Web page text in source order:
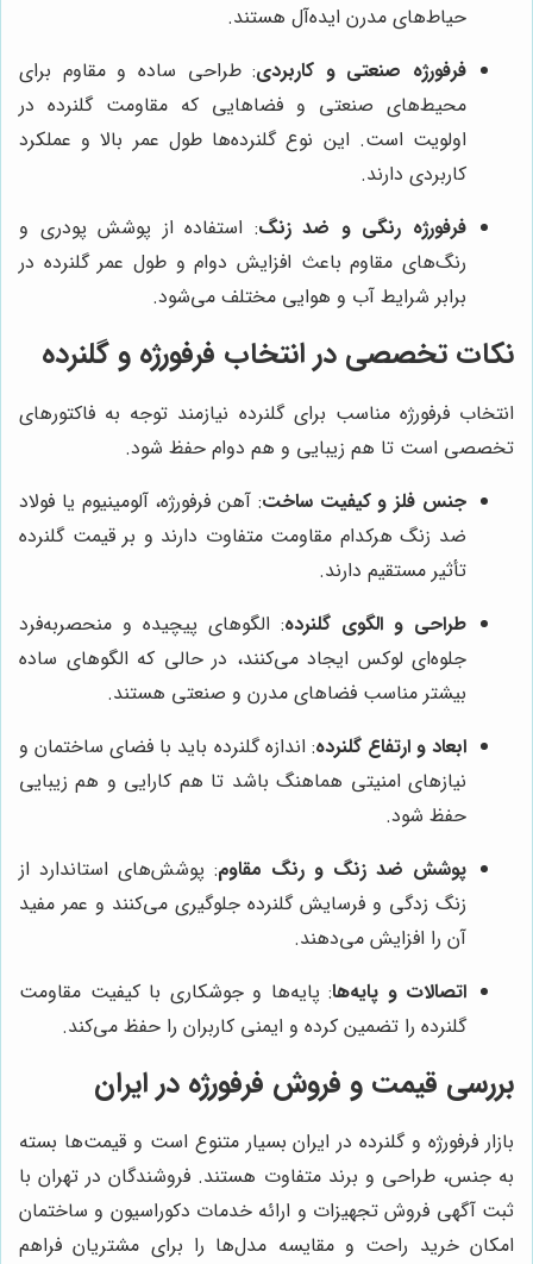
حیاط‌های مدرن ایده‌آل هستند.
فرفورژه صنعتی و کاربردی: طراحی ساده و مقاوم برای
محیط‌های صنعتی و فضاهایی که مقاومت گلنرده در
اولویت است. این نوع گلنرده‌ها طول عمر بالا و عملکرد
کاربردی دارند.
فرفورژه رنگی و ضد زنگ: استفاده از پوشش پودری و
رنگ‌های مقاوم باعث افزایش دوام و طول عمر گلنرده در
برابر شرایط آب و هوایی مختلف می‌شود.
نکات تخصصی در انتخاب فرفورژه و گلنرده
انتخاب فرفورژه مناسب برای گلنرده نیازمند توجه به فاکتورهای
تخصصی است تا هم زیبایی و هم دوام حفظ شود.
جنس فلز و کیفیت ساخت: آهن فرفورژه، آلومینیوم یا فولاد
ضد زنگ هرکدام مقاومت متفاوت دارند و بر قیمت گلنرده
تأثیر مستقیم دارند.
طراحی و الگوی گلنرده: الگوهای پیچیده و منحصربه‌فرد
جلوه‌ای لوکس ایجاد می‌کنند، در حالی که الگوهای ساده
بیشتر مناسب فضاهای مدرن و صنعتی هستند.
ابعاد و ارتفاع گلنرده: اندازه گلنرده باید با فضای ساختمان و
نیازهای امنیتی هماهنگ باشد تا هم کارایی و هم زیبایی
حفظ شود.
پوشش ضد زنگ و رنگ مقاوم: پوشش‌های استاندارد از
زنگ زدگی و فرسایش گلنرده جلوگیری می‌کنند و عمر مفید
آن را افزایش می‌دهند.
اتصالات و پایه‌ها: پایه‌ها و جوشکاری با کیفیت مقاومت
گلنرده را تضمین کرده و ایمنی کاربران را حفظ می‌کند.
بررسی قیمت و فروش فرفورژه در ایران
بازار فرفورژه و گلنرده در ایران بسیار متنوع است و قیمت‌ها بسته
به جنس، طراحی و برند متفاوت هستند. فروشندگان در تهران با
ثبت آگهی فروش تجهیزات و ارائه خدمات دکوراسیون و ساختمان
امکان خرید راحت و مقایسه مدل‌ها را برای مشتریان فراهم